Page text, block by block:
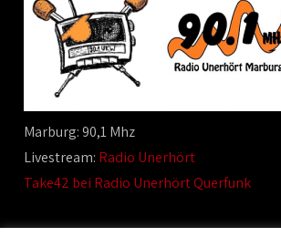
Marburg: 90,1 Mhz
Livestream: Radio Unerhört
Take42 bei Radio Unerhört Querfunk